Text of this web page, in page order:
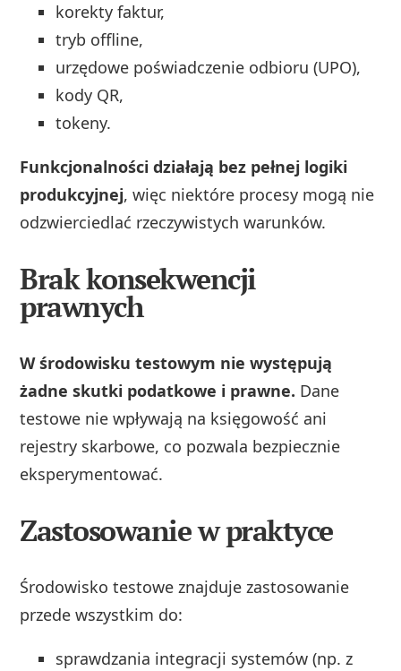
korekty faktur,
tryb offline,
urzędowe poświadczenie odbioru (UPO),
kody QR,
tokeny.
Funkcjonalności działają bez pełnej logiki
produkcyjnej, więc niektóre procesy mogą nie
odzwierciedlać rzeczywistych warunków.
Brak konsekwencji
prawnych
W środowisku testowym nie występują
żadne skutki podatkowe i prawne. Dane
testowe nie wpływają na księgowość ani
rejestry skarbowe, co pozwala bezpiecznie
eksperymentować.
Zastosowanie w praktyce
Środowisko testowe znajduje zastosowanie
przede wszystkim do:
sprawdzania integracji systemów (np. z